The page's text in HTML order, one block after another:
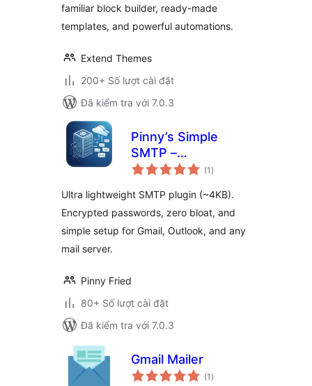
familiar block builder, ready-made
templates, and powerful automations.
Extend Themes
200+ Số lượt cài đặt
Đã kiểm tra với 7.0.3
Pinny’s Simple
SMTP –
Lightweight SMTP
(1 tổng
đánh
)
Ultra lightweight SMTP plugin (~4KB).
Encrypted passwords, zero bloat, and
simple setup for Gmail, Outlook, and any
mail server.
Pinny Fried
80+ Số lượt cài đặt
Đã kiểm tra với 7.0.3
Gmail Mailer
(1 tổng
đánh
)